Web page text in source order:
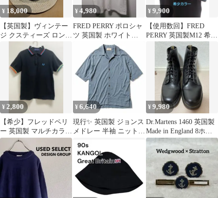
¥ 18,000
【英国製】ヴィンテー
ジ クスティーズ ロンド
ン ボーターハット カン
カン帽 57
¥4,980
FRED PERRY ポロシャ
ツ 英国製 ホワイト
¥9,900
【使用数回】FRED
PERRY 英国製M12 希少
カラー 黒/青/灰ポロシ
¥2,800
【希少】フレッドペリ
ー 英国製 マルチカラー
ライン ポロシャツ 黒
古着
¥ 6,640
現行✨ 英国製 ジョンス
メドレー 半袖 ニットポ
トン S
¥9,980
Dr.Martens 1460 英国製
Made in England 8ホー
ル